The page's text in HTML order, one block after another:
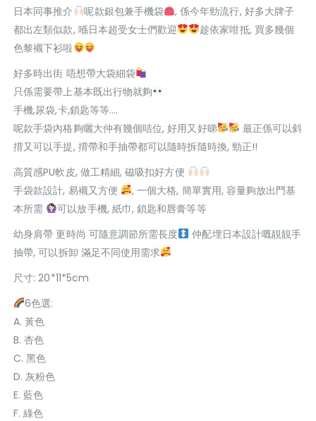
日本同事推介
呢款銀包兼手機袋
, 係今年勁流行, 好多大牌子
都出左類似款, 喺日本超受女士們歡迎
趁依家咁抵, 買多幾個
色黎襯下衫啦
好多時出街 唔想帶大袋細袋
只係需要帶上基本既出行物就夠
手機,尿袋,卡,鎖匙等等….
呢款手袋內格夠曬大仲有幾個咭位, 好用又好睇
最正係可以斜
揹又可以手提, 揹帶和手抽帶都可以隨時拆隨時換, 勁正!!
高質感PU軟皮, 做工精細, 磁吸扣好方便
手袋款設計, 易襯又方便
, 一個大格, 簡單實用, 容量夠放出門基
本所需
可以放手機, 紙巾, 鎖匙和唇膏等等
幼身肩帶 更時尚 可隨意調節所需長度
仲配埋日本設計嘅靚靚手
抽帶, 可以拆卸 滿足不同使用需求
尺寸: 20*11*5cm
6色選:
A. 黃色
B. 杏色
C. 黑色
D. 灰粉色
E. 藍色
F. 綠色